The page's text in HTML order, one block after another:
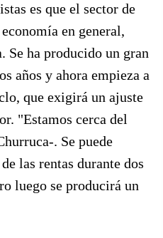
es que el sector de
en general,
Se ha producido un gran
años y ahora empieza a
que exigirá un ajuste
"Estamos cerca del
. Se puede
las rentas durante dos
luego se producirá un